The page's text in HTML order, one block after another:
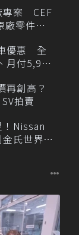
專案 CEF
廠零件最
優惠 全
月付5,900
再創高？
拍賣
Nissan
氏世界紀